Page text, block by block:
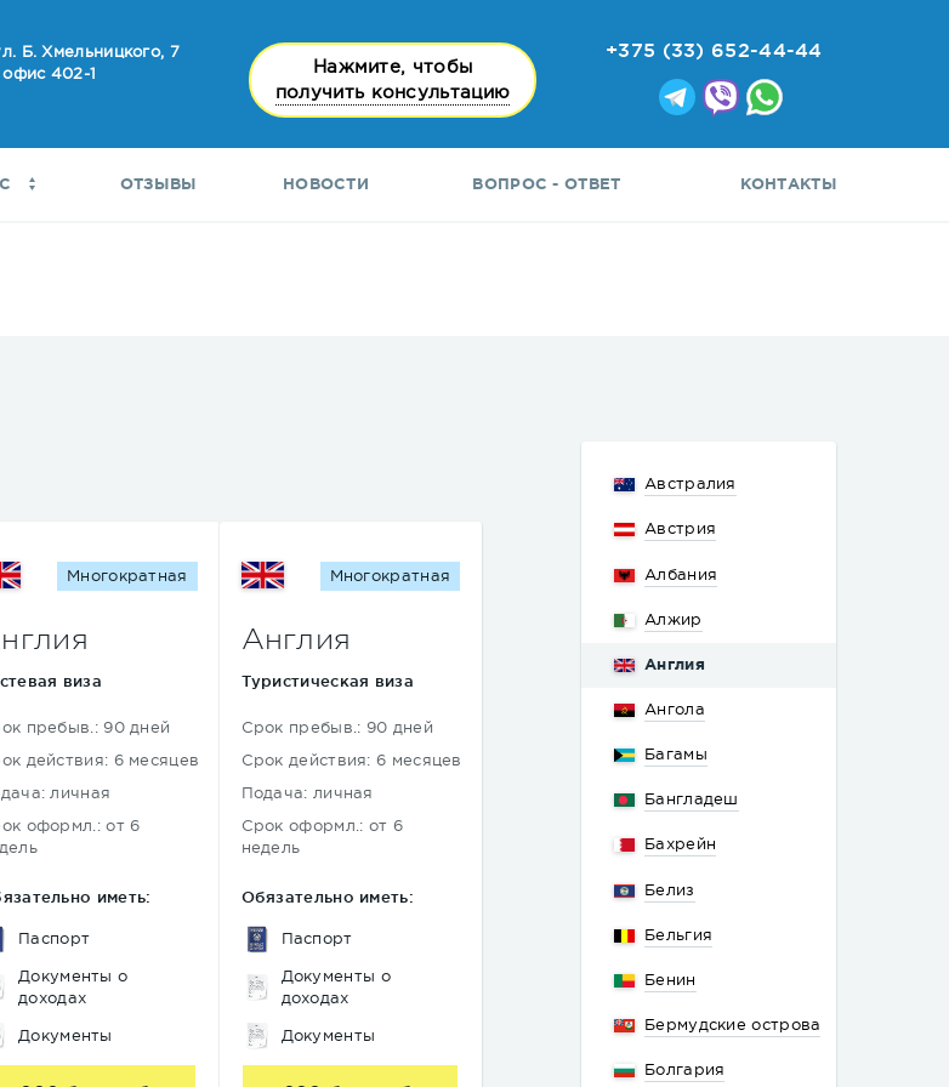
Б. Хмельницкого, 7
офис 402-1
Нажмите, чтобы
получить консультацию
+375 (33) 652-44-44
ОТЗЫВЫ НОВОСТИ ВОПРОС - ОТВЕТ КОНТАКТЫ
Многократная
виза
пребыв.: 90 дней
действия: 6 месяцев
личная
оформл.: от 6
иметь:
Паспорт
Документы о
доходах
Документы
Многократная
Англия
Туристическая виза
Срок пребыв.: 90 дней
Срок действия: 6 месяцев
Подача: личная
Срок оформл.: от 6
недель
Обязательно иметь:
Паспорт
Документы о
доходах
Документы
Австралия
Австрия
Албания
Алжир
Англия
Ангола
Багамы
Бангладеш
Бахрейн
Белиз
Бельгия
Бенин
Бермудские острова
Болгария